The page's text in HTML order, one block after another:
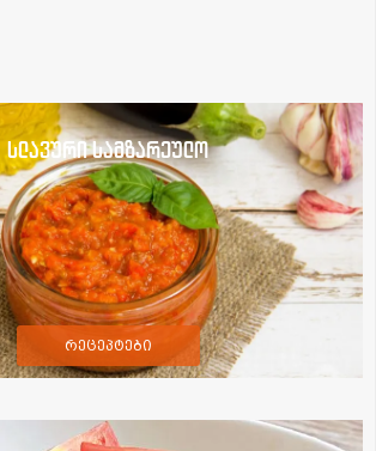
სლავური სამზარეულო
რეცეპტები